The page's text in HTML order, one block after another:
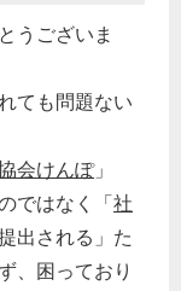
うございま
ても問題ない
会けんぽ」
ではなく「社
出される」た
、困っており